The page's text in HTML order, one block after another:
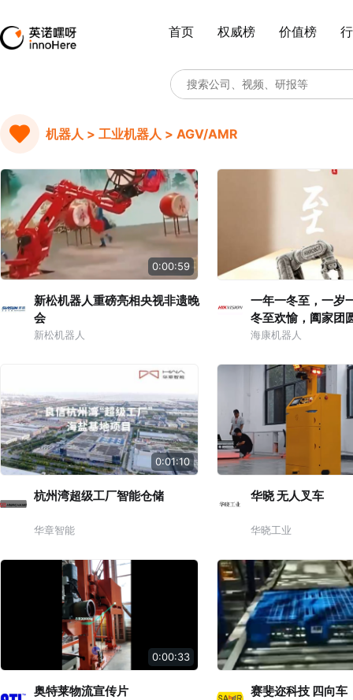
首页 权威榜 价值榜
机器人 > 工业机器人 > AGV/AMR
0:00:59
新松机器人重磅亮相央视非遗晚
会
新松机器人
一年一冬至，一岁
冬至欢愉，阖家团
至，你家吃什么呢
海康机器人
0:01:10
杭州湾超级工厂智能仓储
华章智能
华晓 无人叉车
华晓工业
0:00:33
奥特莱物流宣传片 赛斐迩科技 ​四向车